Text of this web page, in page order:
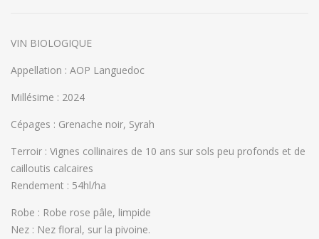
VIN BIOLOGIQUE
Appellation : AOP Languedoc
Millésime : 2024
Cépages : Grenache noir, Syrah
Terroir : Vignes collinaires de 10 ans sur sols peu profonds et de
cailloutis calcaires
Rendement : 54hl/ha
Robe : Robe rose pâle, limpide
Nez : Nez floral, sur la pivoine.